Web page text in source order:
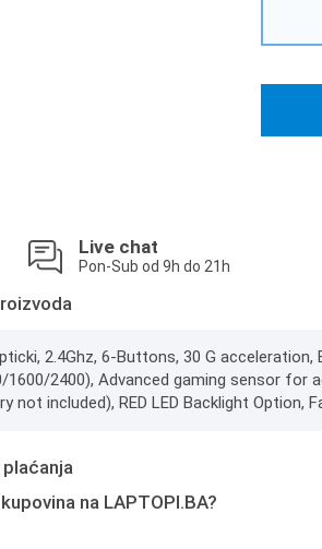
Live chat
Pon-Sub od 9h do 21h
2.4Ghz, 6-Buttons, 30 G
1600/2400), Advanced gaming sensor
not included), RED LED Backlight Option,
na LAPTOPI.BA?